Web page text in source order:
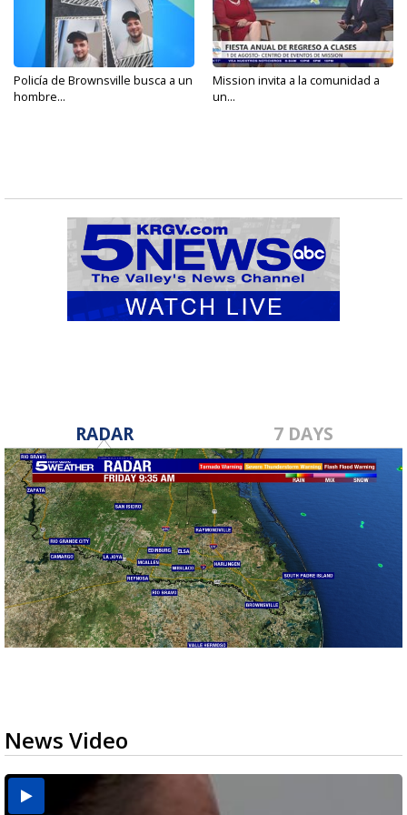
Policía de Brownsville busca a un
hombre...
Mission invita a la comunidad a
un...
RADAR 7 DAYS
News Video